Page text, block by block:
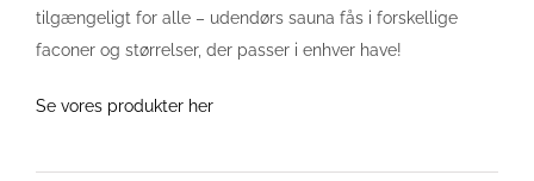
tilgængeligt for alle – udendørs sauna fås i forskellige
faconer og størrelser, der passer i enhver have!
Se vores produkter her